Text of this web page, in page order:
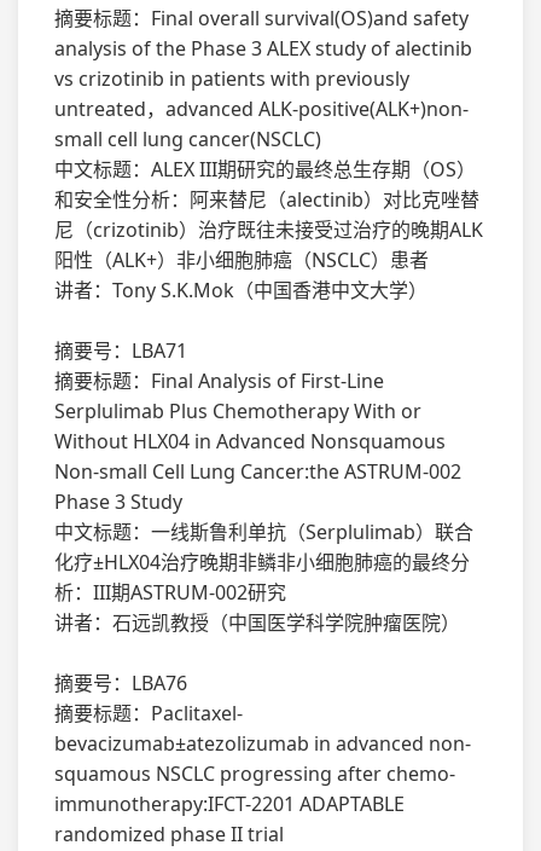
摘要标题：Final overall survival(OS)and safety
analysis of the Phase 3 ALEX study of alectinib
vs crizotinib in patients with previously
untreated，advanced ALK-positive(ALK+)non-
small cell lung cancer(NSCLC)
中文标题：ALEX III期研究的最终总生存期（OS）
和安全性分析：阿来替尼（alectinib）对比克唑替
尼（crizotinib）治疗既往未接受过治疗的晚期ALK
阳性（ALK+）非小细胞肺癌（NSCLC）患者
讲者：Tony S.K.Mok（中国香港中文大学）
摘要号：LBA71
摘要标题：Final Analysis of First-Line
Serplulimab Plus Chemotherapy With or
Without HLX04 in Advanced Nonsquamous
Non-small Cell Lung Cancer:the ASTRUM-002
Phase 3 Study
中文标题：一线斯鲁利单抗（Serplulimab）联合
化疗±HLX04治疗晚期非鳞非小细胞肺癌的最终分
析：III期ASTRUM-002研究
讲者：石远凯教授（中国医学科学院肿瘤医院）
摘要号：LBA76
摘要标题：Paclitaxel-
bevacizumab±atezolizumab in advanced non-
squamous NSCLC progressing after chemo-
immunotherapy:IFCT-2201 ADAPTABLE
randomized phase II trial